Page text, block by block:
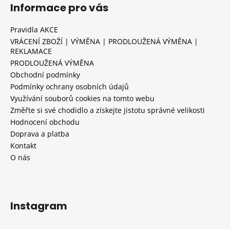
Informace pro vás
Pravidla AKCE
VRÁCENÍ ZBOŽÍ | VÝMĚNA | PRODLOUŽENÁ VÝMĚNA |
REKLAMACE
PRODLOUŽENÁ VÝMĚNA
Obchodní podmínky
Podmínky ochrany osobních údajů
Využívání souborů cookies na tomto webu
Změřte si své chodidlo a získejte jistotu správné velikosti
Hodnocení obchodu
Doprava a platba
Kontakt
O nás
Instagram